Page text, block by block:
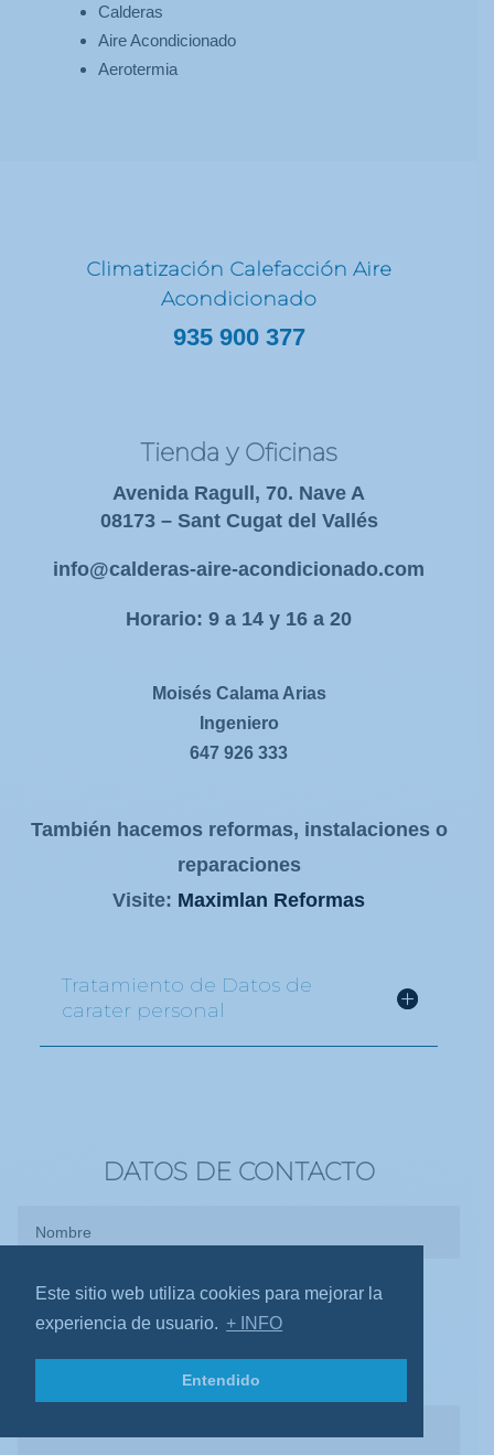
Este sitio web utiliza cookies para mejorar la
experiencia de usuario. + INFO
Entendido
Calderas
Aire Acondicionado
Aerotermia
Climatización Calefacción Aire
Acondicionado
935 900 377
Tienda y Oficinas
Avenida Ragull, 70. Nave A
08173 – Sant Cugat del Vallés
info@calderas-aire-acondicionado.com
Horario: 9 a 14 y 16 a 20
Moisés Calama Arias
Ingeniero
647 926 333
También hacemos reformas, instalaciones o
reparaciones
Visite: Maximlan Reformas
Tratamiento de Datos de
carater personal
DATOS DE CONTACTO